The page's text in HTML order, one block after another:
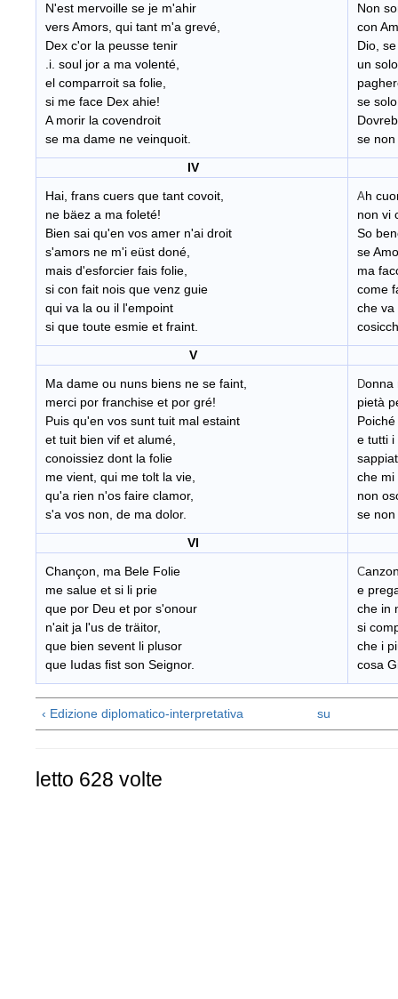
N'est mervoille se je m'ahir
vers Amors, qui tant m'a grevé,
Dex c'or la peusse tenir
.i. soul jor a ma volenté,
el comparroit sa folie,
si me face Dex ahie!
A morir la covendroit
se ma dame ne veinquoit.
Non
con
Dio,
un
se
se
IV
Hai, frans cuers que tant covoit,
ne bäez a ma foleté!
Bien sai qu'en vos amer n'ai droit
s'amors ne m'i eüst doné,
mais d'esforcier fais folie,
si con fait nois que venz guie
qui va la ou il l'empoint
si que toute esmie et fraint.
Ah
non vi
So
se
ma
come
che va
V
Ma dame ou nuns biens ne se faint,
merci por franchise et por gré!
Puis qu'en vos sunt tuit mal estaint
et tuit bien vif et alumé,
conoissiez dont la folie
me vient, qui me tolt la vie,
qu'a rien n'os faire clamor,
s'a vos non, de ma dolor.
Donna
pietà
e tutti i
che mi
non
se
VI
Chançon, ma Bele Folie
me salue et si li prie
que por Deu et por s'onour
n'ait ja l'us de träitor,
que bien sevent li plusor
que Iudas fist son Seignor.
C
e
che in
si
che i
cosa
‹ Edizione diplomatico-interpretativa su
letto 628 volte